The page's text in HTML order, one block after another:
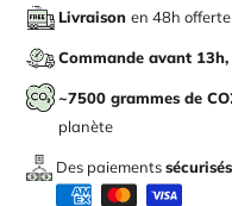
Livraison en 48h offerte
Commande avant 13h,
~7500 grammes de
planète
Des paiementssécurisés